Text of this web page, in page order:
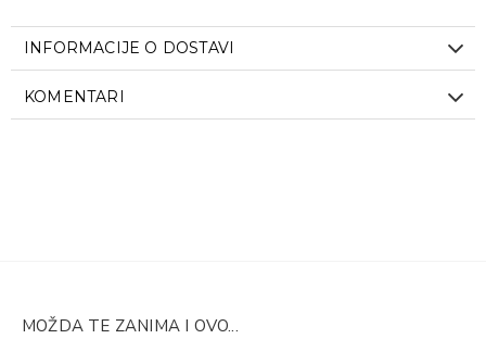
INFORMACIJE O DOSTAVI
KOMENTARI
MOŽDA TE ZANIMA I OVO...